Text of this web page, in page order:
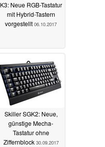
K3: Neue RGB-Tastatur
mit Hybrid-Tastern
vorgestellt 06.10.2017
Skiller SGK2: Neue,
günstige Mecha-
Tastatur ohne
Ziffernblock 30.09.2017